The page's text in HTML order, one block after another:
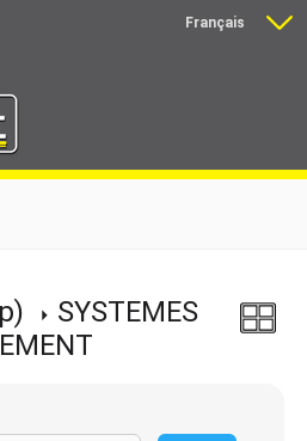
Français
Formations
Download
Liens
SYSTEMES